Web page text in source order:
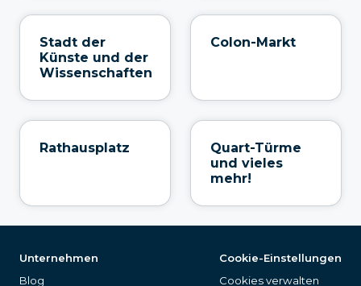
Stadt der
Künste und der
Wissenschaften
Colon-Markt
Rathausplatz
Quart-Türme
und vieles
mehr!
Unternehmen
Blog
Cookie-Einstellungen
Cookies verwalten